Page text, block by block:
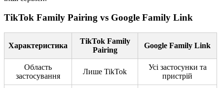
TikTok Family Pairing vs Google Family Link
Характеристика
TikTok Family
Pairing
Google Family Link
Область
застосування
Лише TikTok
Усі застосунки та
пристрій